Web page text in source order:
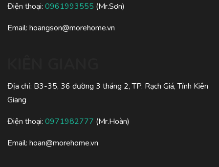
Điện thoại: 0961993555 (Mr.Sơn)
Email: hoangson@morehome.vn
Địa chỉ: B3-35, 36 đường 3 tháng 2, TP. Rạch Giá, Tỉnh Kiên
Giang
Điện thoại: 0971982777 (Mr.Hoàn)
Email: hoan@morehome.vn